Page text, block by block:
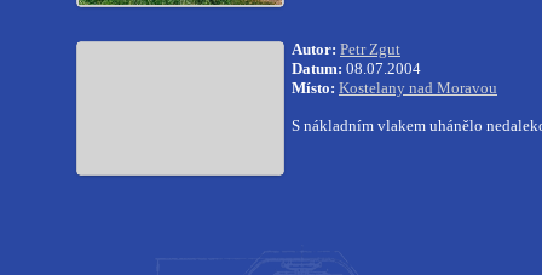
Autor: Petr Zgut
Datum: 08.07.2004
Místo: Kostelany nad Moravou
S nákladním vlakem uhánělo